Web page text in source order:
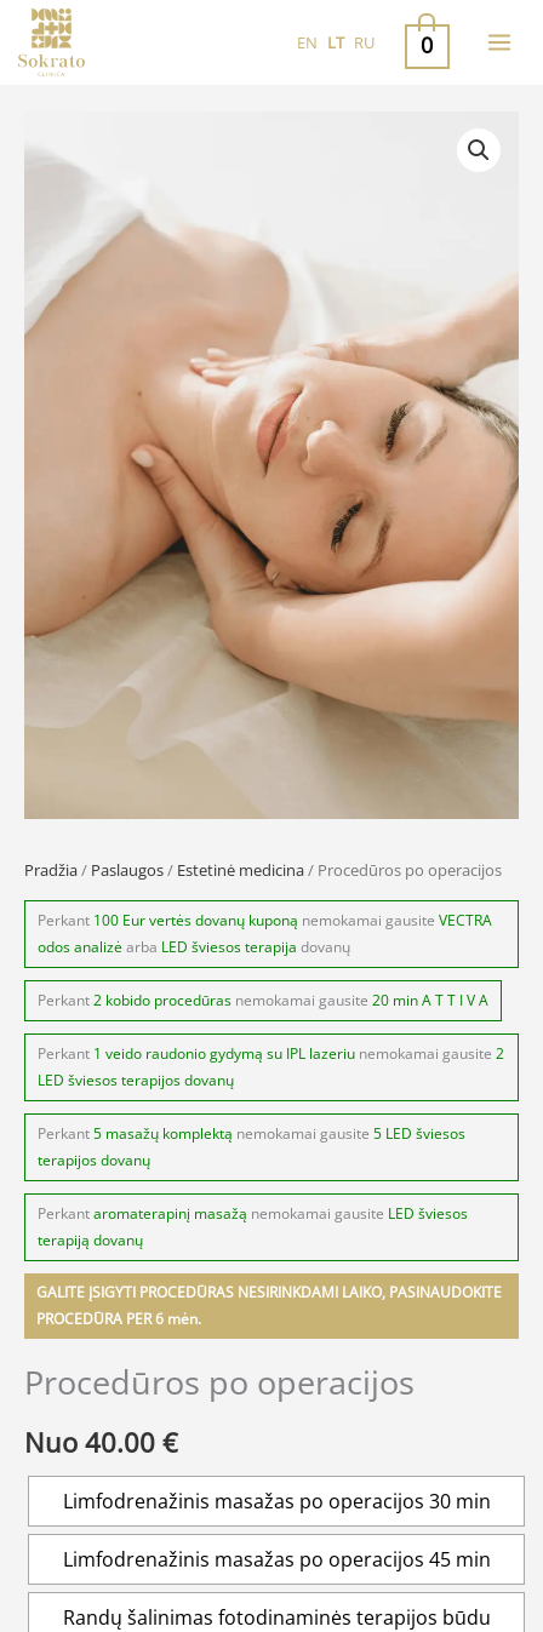
Pereiti
prie
turinio
EN LT RU 0
Pradžia/ Paslaugos/ Estetinė medicina/ Procedūros po operacijos
Perkant 100 Eur vertės dovanų kuponą nemokamai gausite VECTRA
odos analizė arba LED šviesos terapija dovanų
Perkant2 kobido procedūras nemokamai gausite 20 min A T T I V A
Perkant 1 veido raudonio gydymą su IPL lazeriu nemokamai gausite 2
LED šviesos terapijos dovanų
Perkant5 masažų komplektą nemokamai gausite 5 LED šviesos
terapijos dovanų
Perkantaromaterapinį masažą nemokamai gausite LED šviesos
terapiją dovanų
GALITE ĮSIGYTI PROCEDŪRAS NESIRINKDAMI LAIKO, PASINAUDOKITE
PROCEDŪRA PER 6 mėn.
Procedūros po operacijos
Nuo 40.00 €
Limfodrenažinis masažas po operacijos 30 min
Limfodrenažinis masažas po operacijos 45 min
Randų šalinimas fotodinaminės terapijos būdu